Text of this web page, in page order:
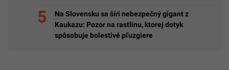
Na Slovensku sa šíri nebezpečný gigant z
Kaukazu: Pozor na rastlinu, ktorej dotyk
spôsobuje bolestivé pľuzgiere